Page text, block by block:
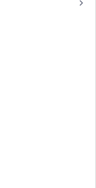
keyboard_arrow_right